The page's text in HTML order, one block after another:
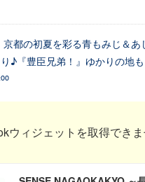
京都の初夏を彩る青もみじ＆
♪『豊臣兄弟！』ゆかりの地も
ウィジェットを取得できま